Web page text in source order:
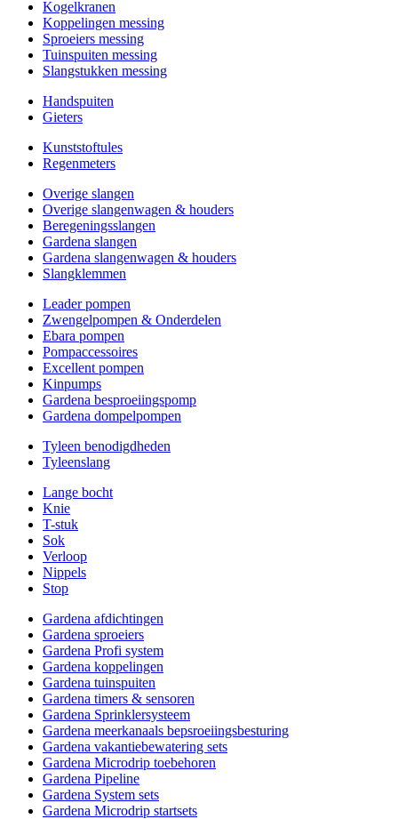
Kogelkranen
Koppelingen messing
Sproeiers messing
Tuinspuiten messing
Slangstukken messing
Handspuiten
Gieters
Kunststoftules
Regenmeters
Overige slangen
Overige slangenwagen & houders
Beregeningsslangen
Gardena slangen
Gardena slangenwagen & houders
Slangklemmen
Leader pompen
Zwengelpompen & Onderdelen
Ebara pompen
Pompaccessoires
Excellent pompen
Kinpumps
Gardena besproeiingspomp
Gardena dompelpompen
Tyleen benodigdheden
Tyleenslang
Lange bocht
Knie
T-stuk
Sok
Verloop
Nippels
Stop
Gardena afdichtingen
Gardena sproeiers
Gardena Profi system
Gardena koppelingen
Gardena tuinspuiten
Gardena timers & sensoren
Gardena Sprinklersysteem
Gardena meerkanaals bepsroeiingsbesturing
Gardena vakantiebewatering sets
Gardena Microdrip toebehoren
Gardena Pipeline
Gardena System sets
Gardena Microdrip startsets